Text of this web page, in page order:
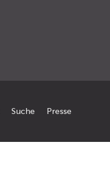
Suche
Presse